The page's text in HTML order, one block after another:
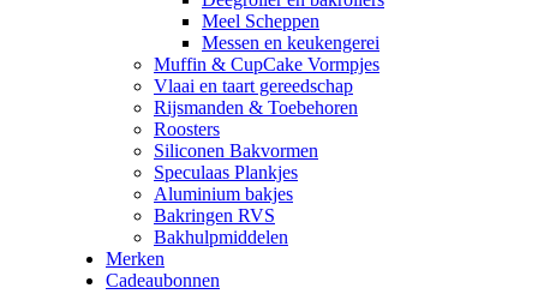
Meel Scheppen
Messen en keukengerei
Muffin & CupCake Vormpjes
Vlaai en taart gereedschap
Rijsmanden & Toebehoren
Roosters
Siliconen Bakvormen
Speculaas Plankjes
Aluminium bakjes
Bakringen RVS
Bakhulpmiddelen
Merken
Cadeaubonnen